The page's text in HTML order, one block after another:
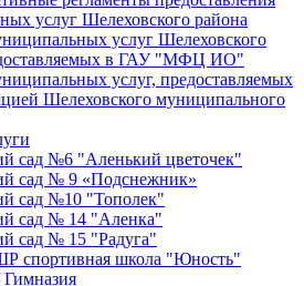
услуг Шелеховского района
услуг Шелеховского
в ГАУ "МФЦ ИО"
услуг, предоставляемых
Шелеховского муниципального
сад №6 "Аленький цветочек"
сад № 9 «Подснежник»
сад №10 "Тополек"
сад № 14 "Аленка"
сад № 15 "Радуга"
спортивная школа "Юность"